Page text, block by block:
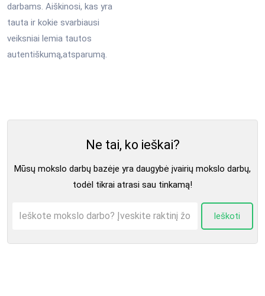
darbams. Aiškinosi, kas yra
tauta ir kokie svarbiausi
veiksniai lemia tautos
autentiškumą,atsparumą.
Ne tai, ko ieškai?
Mūsų mokslo darbų bazėje yra daugybė įvairių mokslo darbų,
todėl tikrai atrasi sau tinkamą!
Ieškoti